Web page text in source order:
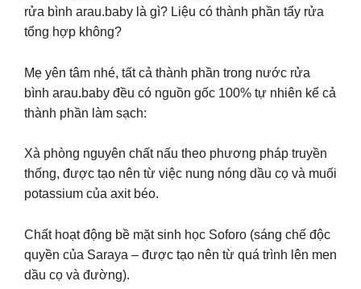
rửa bình arau.baby là gì? Liệu có thành phần tẩy rửa
tổng hợp không?
Mẹ yên tâm nhé, tất cả thành phần trong nước rửa
bình arau.baby đều có nguồn gốc 100% tự nhiên kể cả
thành phần làm sạch:
Xà phòng nguyên chất nấu theo phương pháp truyền
thống, được tạo nên từ việc nung nóng dầu cọ và muối
potassium của axit béo.
Chất hoạt động bề mặt sinh học Soforo (sáng chế độc
quyền của Saraya – được tạo nên từ quá trình lên men
dầu cọ và đường).